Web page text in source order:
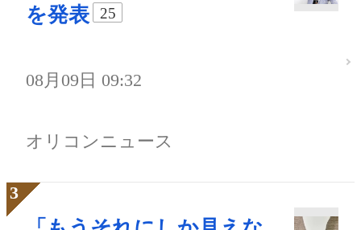
を発表
25
08月09日 09:32
オリコンニュース